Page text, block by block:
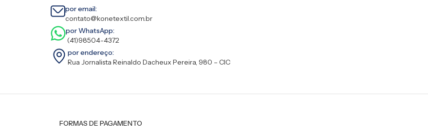
por email:
contato@konetextil.com.br
por WhatsApp:
(41)98504-4372
por endereço:
Rua Jornalista Reinaldo Dacheux Pereira, 980 – CIC
FORMAS DE PAGAMENTO